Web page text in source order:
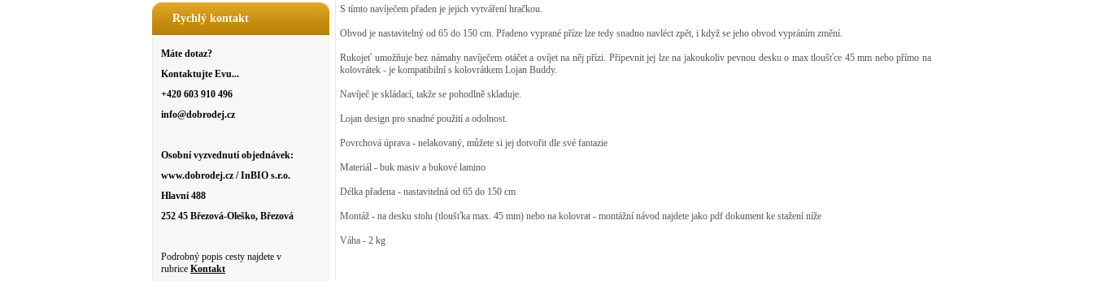
Rychlý kontakt
Máte dotaz?
Kontaktujte Evu...
+420 603 910 496
info@dobrodej.cz
Osobní vyzvednutí objednávek:
www.dobrodej.cz / InBIO s.r.o.
Hlavní 488
252 45 Březová-Oleško, Březová
Podrobný popis cesty najdete v
rubrice Kontakt
S tímto navíječem přaden je jejich vytváření hračkou.
Obvod je nastavitelný od 65 do 150 cm. Přadeno vyprané příze lze tedy snadno navléct zpět, i když se jeho obvod vypráním změní.
Rukojeť umožňuje bez námahy navíječem otáčet a ovíjet na něj přízi. Připevnit jej lze na jakoukoliv pevnou desku o max tloušťce 45 mm nebo přímo na
kolovrátek - je kompatibilní s kolovrátkem Lojan Buddy.
Navíječ je skládací, takže se pohodlně skladuje.
Lojan design pro snadné použití a odolnost.
Povrchová úprava - nelakovaný, můžete si jej dotvořit dle své fantazie
Materiál - buk masiv a bukové lamino
Délka přadena - nastavitelná od 65 do 150 cm
Montáž - na desku stolu (tloušťka max. 45 mm) nebo na kolovrat - montážní návod najdete jako pdf dokument ke stažení níže
Váha - 2 kg